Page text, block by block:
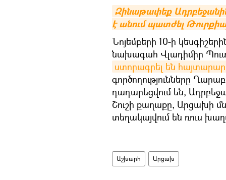
Զինաթափեք
է անում պատժել
Նոյեմբերի 10-ի
նախագահ Վլադիմիր
ստորագրել են
գործողությունները
դադարեցվում են,
Շուշի քաղաքը, Արցախի
տեղակայվում են ռուս
Աշխարհ Արցախ